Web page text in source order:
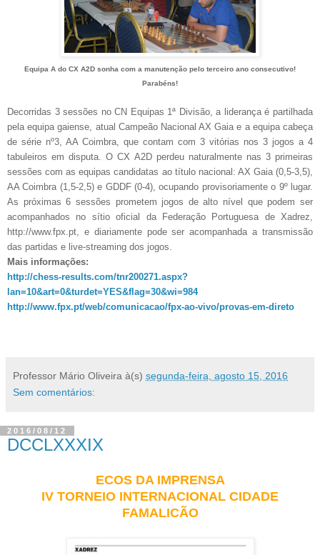
Equipa A do CX A2D sonha com a manutenção pelo terceiro ano consecutivo!
Parabéns!
Decorridas 3 sessões no CN Equipas 1ª Divisão, a liderança é partilhada
pela equipa gaiense, atual Campeão Nacional AX Gaia e a equipa cabeça
de série nº3, AA Coimbra, que contam com 3 vitórias nos 3 jogos a 4
tabuleiros em disputa. O CX A2D perdeu naturalmente nas 3 primeiras
sessões com as equipas candidatas ao título nacional: AX Gaia (0,5-3,5),
AA Coimbra (1,5-2,5) e GDDF (0-4), ocupando provisoriamente o 9º lugar.
As próximas 6 sessões prometem jogos de alto nível que podem ser
acompanhados no sítio oficial da Federação Portuguesa de Xadrez,
http://www.fpx.pt, e diariamente pode ser acompanhada a transmissão
das partidas e live-streaming dos jogos.
Mais informações:
http://chess-results.com/tnr200271.aspx?
lan=10&art=0&turdet=YES&flag=30&wi=984
http://www.fpx.pt/web/comunicacao/fpx-ao-vivo/provas-em-direto
Professor Mário Oliveira à(s) segunda-feira, agosto 15, 2016
Sem comentários:
2016/08/12
DCCLXXXIX
ECOS DA IMPRENSA
IV TORNEIO INTERNACIONAL CIDADE
FAMALICÃO